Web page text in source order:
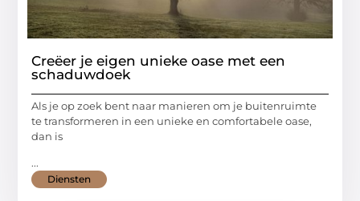
Creëer je eigen unieke oase met een
schaduwdoek
Als je op zoek bent naar manieren om je buitenruimte
te transformeren in een unieke en comfortabele oase,
dan is
...
Diensten